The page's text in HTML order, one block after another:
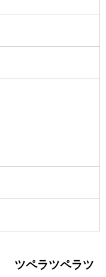
ツペラツペラツ